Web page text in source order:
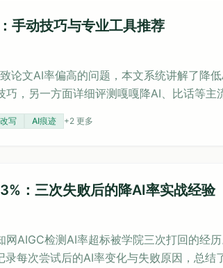
手动技巧与专业工具推荐
论文AI率偏高的问题，本文系统讲解了降
巧，另一方面详细评测嘎嘎降AI、比话等主
和复检建议，帮助读者根据不同超标程度选
写 AI痕迹 +2 更多
：三次失败后的降AI率实战经验
网AIGC检测AI率超标被学院三次打回的经
录每次尝试后的AI率变化与失败原因，总结